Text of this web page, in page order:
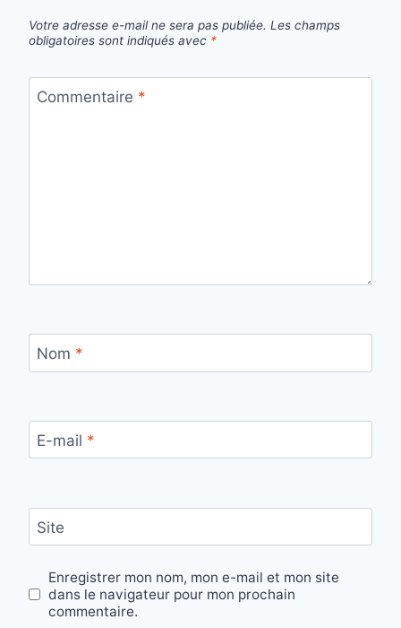
Votre adresse e-mail ne sera pas publiée. Les champs
obligatoires sont indiqués avec *
Commentaire *
Nom *
E-mail *
Site
Enregistrer mon nom, mon e-mail et mon site
dans le navigateur pour mon prochain
commentaire.